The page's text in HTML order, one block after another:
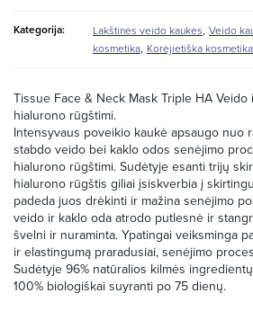
Kategorija: Lakštinės veido kaukės Veido
kosmetika Korėjietiška kosmetika
Tissue Face & Neck Mask Triple HA
hialurono rūgštimi.
Intensyvaus poveikio kaukė apsaugo nuo
stabdo veido bei kaklo odos senėjimo
hialurono rūgštimi. Sudėtyje esanti trijų
hialurono rūgštis giliai įsiskverbia į
padeda juos drėkinti ir mažina senėjimo
veido ir kaklo oda atrodo putlesnė ir
švelni ir nuraminta. Ypatingai veiksminga
ir elastingumą praradusiai, senėjimo
Sudėtyje 96% natūralios kilmės
100% biologiškai suyranti po 75 dienų.